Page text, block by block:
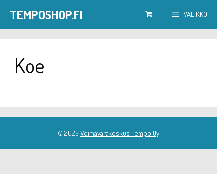
sisältöön
TEMPOSHOP.FI VALIKKO
Koe
© 2026 Voimavarakeskus Tempo Oy